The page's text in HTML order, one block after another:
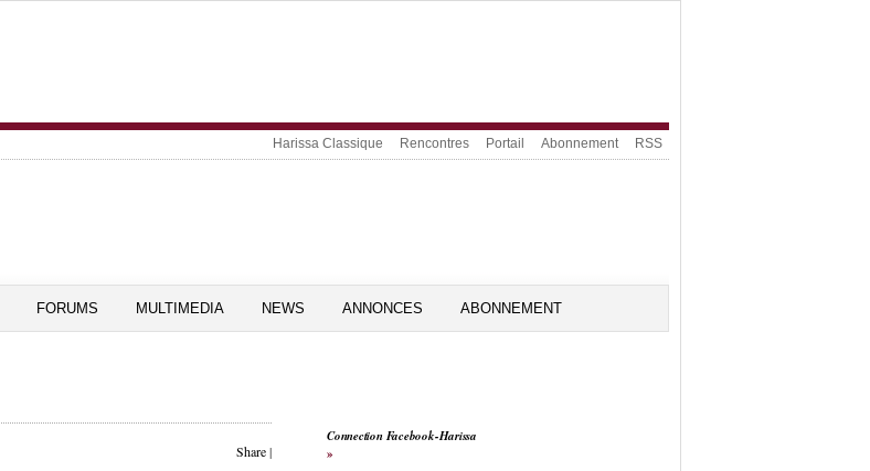
Harissa Classique Rencontres Portail Abonnement RSS
FORUMS MULTIMEDIA NEWS ANNONCES ABONNEMENT
Share|
Connection Facebook-Harissa